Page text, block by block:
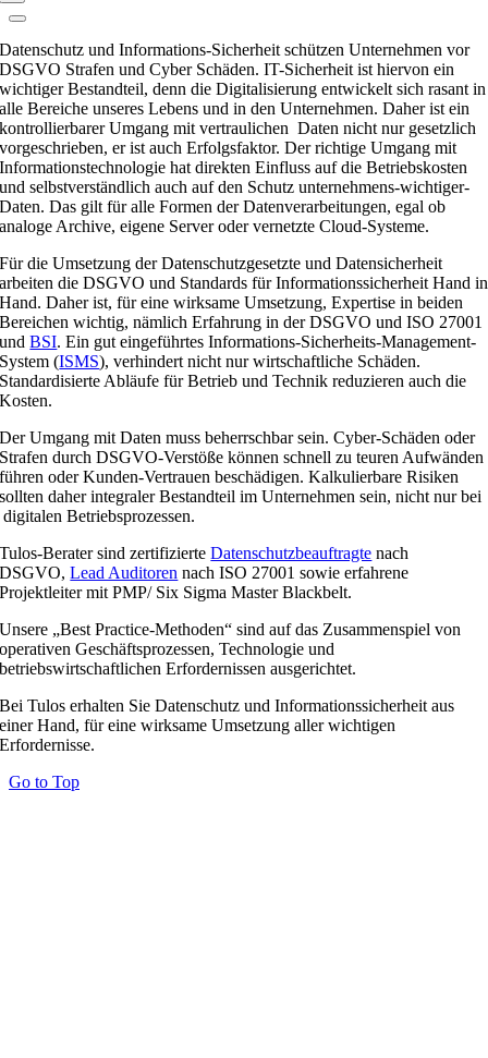
Datenschutz und Informations-Sicherheit schützen Unternehmen vor
DSGVO Strafen und Cyber Schäden. IT-Sicherheit ist hiervon ein
wichtiger Bestandteil, denn die Digitalisierung entwickelt sich rasant in
alle Bereiche unseres Lebens und in den Unternehmen. Daher ist ein
kontrollierbarer Umgang mit vertraulichen Daten nicht nur gesetzlich
vorgeschrieben, er ist auch Erfolgsfaktor. Der richtige Umgang mit
Informationstechnologie hat direkten Einfluss auf die Betriebskosten
und selbstverständlich auch auf den Schutz unternehmens-wichtiger-
Daten. Das gilt für alle Formen der Datenverarbeitungen, egal ob
analoge Archive, eigene Server oder vernetzte Cloud-Systeme.
Für die Umsetzung der Datenschutzgesetzte und Datensicherheit
arbeiten die DSGVO und Standards für Informationssicherheit Hand in
Hand. Daher ist, für eine wirksame Umsetzung, Expertise in beiden
Bereichen wichtig, nämlich Erfahrung in der DSGVO und ISO 27001
undBSI. Ein gut eingeführtes Informations-Sicherheits-Management-
System (ISMS), verhindert nicht nur wirtschaftliche Schäden.
Standardisierte Abläufe für Betrieb und Technik reduzieren auch die
Kosten.
Der Umgang mit Daten muss beherrschbar sein. Cyber-Schäden oder
Strafen durch DSGVO-Verstöße können schnell zu teuren Aufwänden
führen oder Kunden-Vertrauen beschädigen. Kalkulierbare Risiken
sollten daher integraler Bestandteil im Unternehmen sein, nicht nur bei
digitalen Betriebsprozessen.
Tulos-Berater sind zertifizierteDatenschutzbeauftragte nach
DSGVO,Lead Auditoren nach ISO 27001 sowie erfahrene
Projektleiter mit PMP/ Six Sigma Master Blackbelt.
Unsere „Best Practice-Methoden“ sind auf das Zusammenspiel von
operativen Geschäftsprozessen, Technologie und
betriebswirtschaftlichen Erfordernissen ausgerichtet.
Bei Tulos erhalten Sie Datenschutz und Informationssicherheit aus
einer Hand, für eine wirksame Umsetzung aller wichtigen
Erfordernisse.
Go to Top